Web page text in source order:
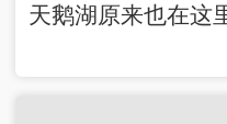
天鹅湖原来也在这